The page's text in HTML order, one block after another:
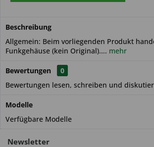
Beschreibung
Allgemein: Beim vorliegenden Produkt
Funkgehäuse (kein Original).... mehr
Bewertungen
0
Bewertungen lesen, schreiben und
Modelle
Verfügbare Modelle
Newsletter